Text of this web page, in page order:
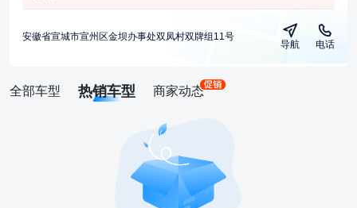
安徽省宣城市宣州区金坝办事处双凤村双牌组11号
导航 电话
全部车型 热销车型 商家动态